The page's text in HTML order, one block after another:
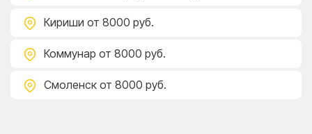
Кириши от 8000 руб.
Коммунар от 8000 руб.
Смоленск от 8000 руб.